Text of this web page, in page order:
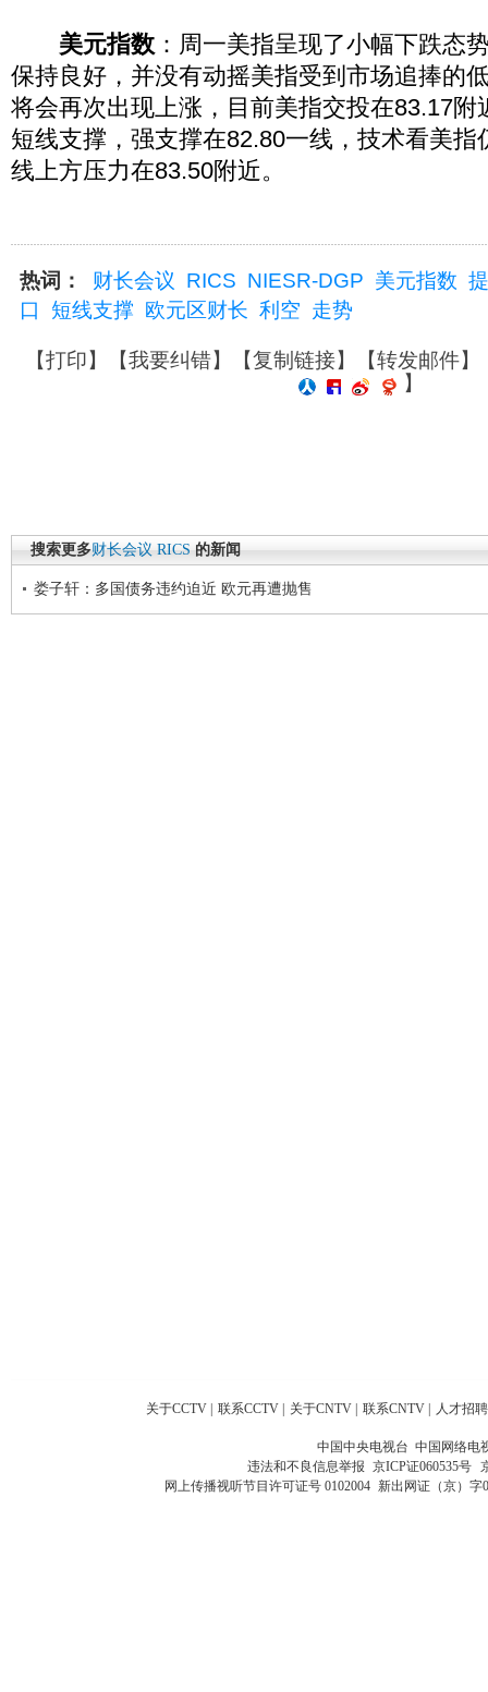
美元指数 ：周一美指呈现了小幅下跌态
保持良好，并没有动摇美指受到市场追捧的
将会再次出现上涨，目前美指交投在83.17附
短线支撑，强支撑在82.80一线，技术看美指
线上方压力在83.50附近。
热词： 财长会议 RICS NIESR-DGP 美元指数
口
短线支撑 欧元区财长 利空 走势
【打印】【我要纠错】【复制链接】【转发邮件】
】
搜索更多财长会议 RICS 的新闻
娄子轩：多国债务违约迫近 欧元再遭抛售
关于CCTV 联系CCTV 关于CNTV 联系CNTV 人才招聘
中国中央电视台 中国网络电
违法和不良信息举报 京ICP证060535号
网上传播视听节目许可证号 0102004 新出网证（京）